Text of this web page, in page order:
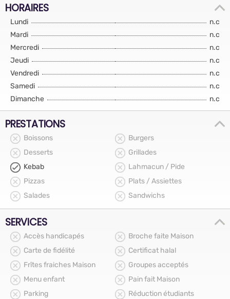
HORAIRES
Lundi
n.c
Mardi
n.c
Mercredi
n.c
Jeudi
n.c
Vendredi
n.c
Samedi
n.c
Dimanche
n.c
PRESTATIONS
Boissons
Burgers
Desserts
Grillades
Kebab
Lahmacun / Pide
Pizzas
Plats / Assiettes
Salades
Sandwichs
SERVICES
Accès handicapés
Broche faite Maison
Carte de fidélité
Certificat halal
Frîtes fraiches Maison
Groupes acceptés
Menu enfant
Pain fait Maison
Parking
Réduction étudiants